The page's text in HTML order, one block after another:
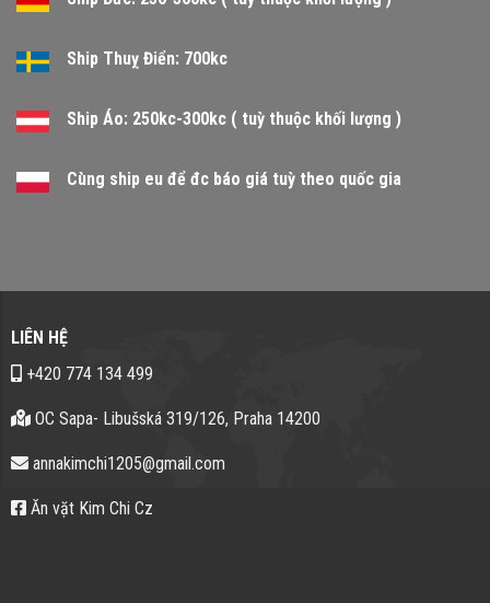
Ship Thuỵ Điển: 700kc
Ship Áo: 250kc-300kc ( tuỳ thuộc khối lượng )
Cùng ship eu để đc báo giá tuỳ theo quốc gia
LIÊN HỆ
+420 774 134 499
OC Sapa- Libušská 319/126, Praha 14200
annakimchi1205@gmail.com
Ăn vặt Kim Chi Cz